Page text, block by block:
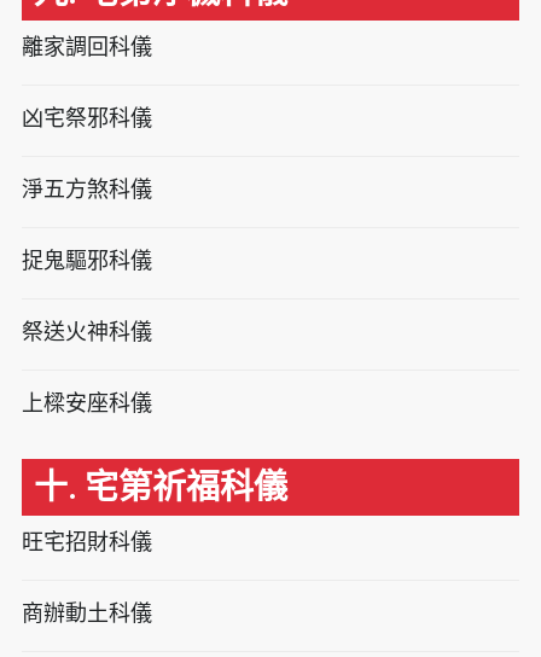
離家調回科儀
凶宅祭邪科儀
淨五方煞科儀
捉鬼驅邪科儀
祭送火神科儀
上樑安座科儀
十. 宅第祈福科儀
旺宅招財科儀
商辦動土科儀